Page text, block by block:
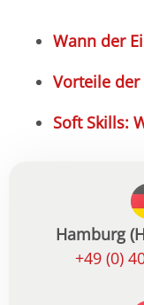
Wann der
Vorteile
Soft Skills:
Hamburg
+49 (0)